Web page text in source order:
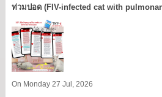
ท่วมปอด (FIV-infected cat with
On Monday 27 Jul, 2026